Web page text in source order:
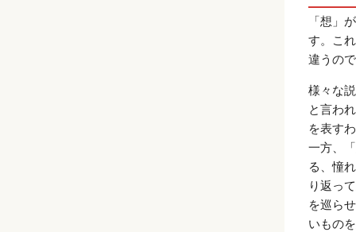
「想」
す。こ
違うの
様々な
と言わ
を表す
一方、
る、憧
り返っ
を巡ら
いもの